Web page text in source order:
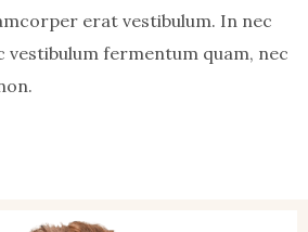
erat vestibulum. In nec
vestibulum fermentum quam, nec